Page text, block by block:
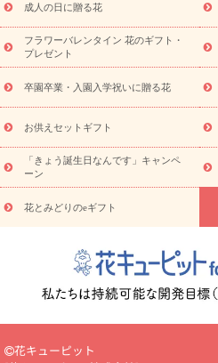
蘭・花鉢
ミディ胡蝶蘭・お祝い
の青色胡蝶蘭
観葉植物 観葉植物
ドフラワー
お祝い お供え・お
ミオーダー
プチギフト（
eギフト
花キューピットのeGfit
レンジ
レッド お花の種類 バ
算から探す
お祝い お祝い・
お祝い・5000円～ お祝い・
お供え・お悔やみ
お供え・お
悔やみ・5000円～ お供え・お悔
やみ・10000円～
365日の
花キューピットのお祝い
彩心理学」で選ぶ方法
結婚祝いの
転職祝いのマナー基礎知識
バイス
スタンド花（フラスタ）の
場上司や先輩へ贈るお祝い花の正解
成人の日に贈る花
フラワーバレンタイン 花のギフト・
プレゼント
卒園卒業・入園入学祝いに贈る花
お供えセットギフト
「きょう誕生日なんです」キャンペ
ーン
花とみどりのeギフト
花キューピット